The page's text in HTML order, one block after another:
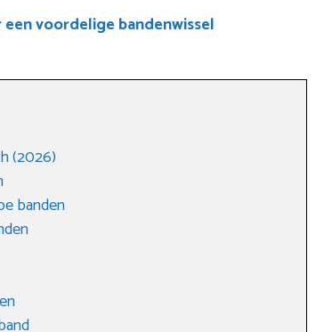
voordelige bandenwissel
(2026)
banden